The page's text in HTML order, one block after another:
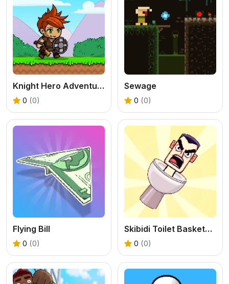
Knight Hero Adventure idle RPG
0 (0)
Sewage
0 (0)
Flying Bill
0 (0)
Skibidi Toilet Basketball
0 (0)